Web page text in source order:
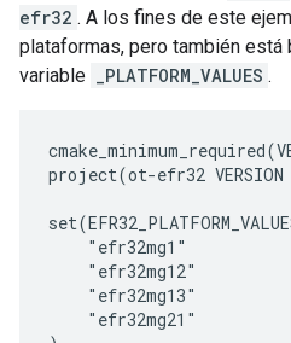
efr32 . A los fines de este
plataformas, pero también está
variable
_PLATFORM_VALUES .
project(ot-efr32
    "efr32mg1"
    "efr32mg12"
    "efr32mg13"
    "efr32mg21"